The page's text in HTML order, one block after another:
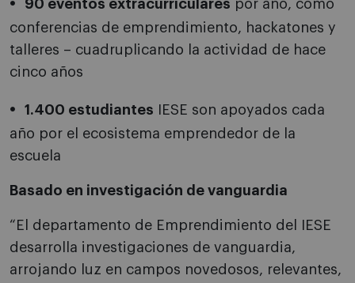
90 eventos extracurriculares por año, como
conferencias de emprendimiento, hackatones y
talleres – cuadruplicando la actividad de hace
cinco años
1.400 estudiantes IESE son apoyados cada
año por el ecosistema emprendedor de la
escuela
Basado en investigación de vanguardia
“El departamento de Emprendimiento del IESE
desarrolla investigaciones de vanguardia,
arrojando luz en campos novedosos, relevantes,